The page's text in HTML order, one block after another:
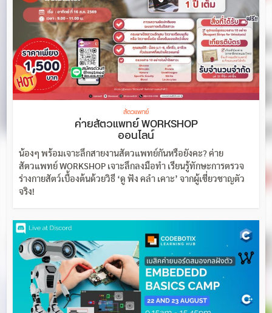
สัตวแพทย์
ค่ายสัตวแพทย์ WORKSHOP
ออนไลน์
น้องๆ พร้อมเจาะลึกสายงานสัตวแพทย์กันหรือยังคะ? ค่าย
สัตวแพทย์ WORKSHOP เจาะลึกลงมือทำ เรียนรู้ทักษะการตรวจ
ร่างกายสัตว์เบื้องต้นด้วยวิธี ‘ดู ฟัง คลำ เคาะ’ จากผู้เชี่ยวชาญตัว
จริง!